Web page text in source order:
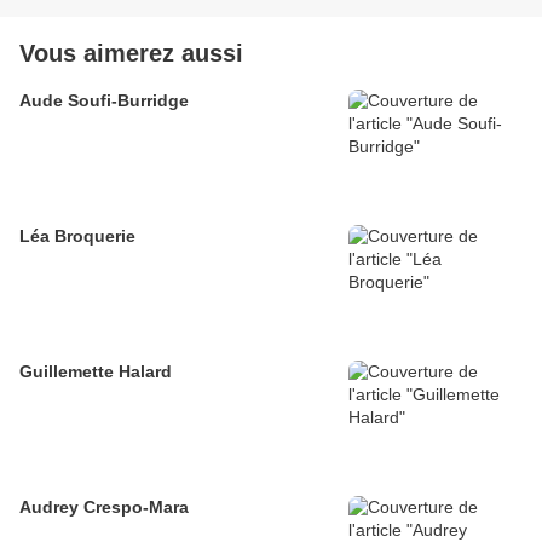
Vous aimerez aussi
Aude Soufi-Burridge
Léa Broquerie
Guillemette Halard
Audrey Crespo-Mara